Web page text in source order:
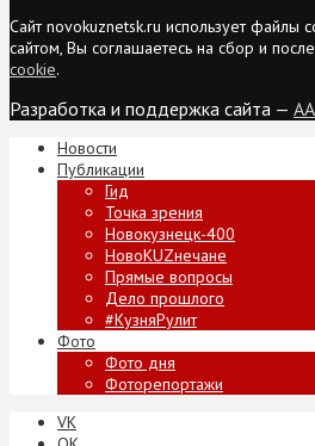
Сайт novokuznetsk.ru использует файлы
сайтом, Вы соглашаетесь на сбор и
cookie.
Разработка и поддержка сайта — AA
Новости
Публикации
Гид
Точка зрения
Новокузнецк-400
НовоKUZнечане
Прямые вопросы
Дело прошлого
#КузняРулит
Фото
Фото дня
Фоторепортажи
VK